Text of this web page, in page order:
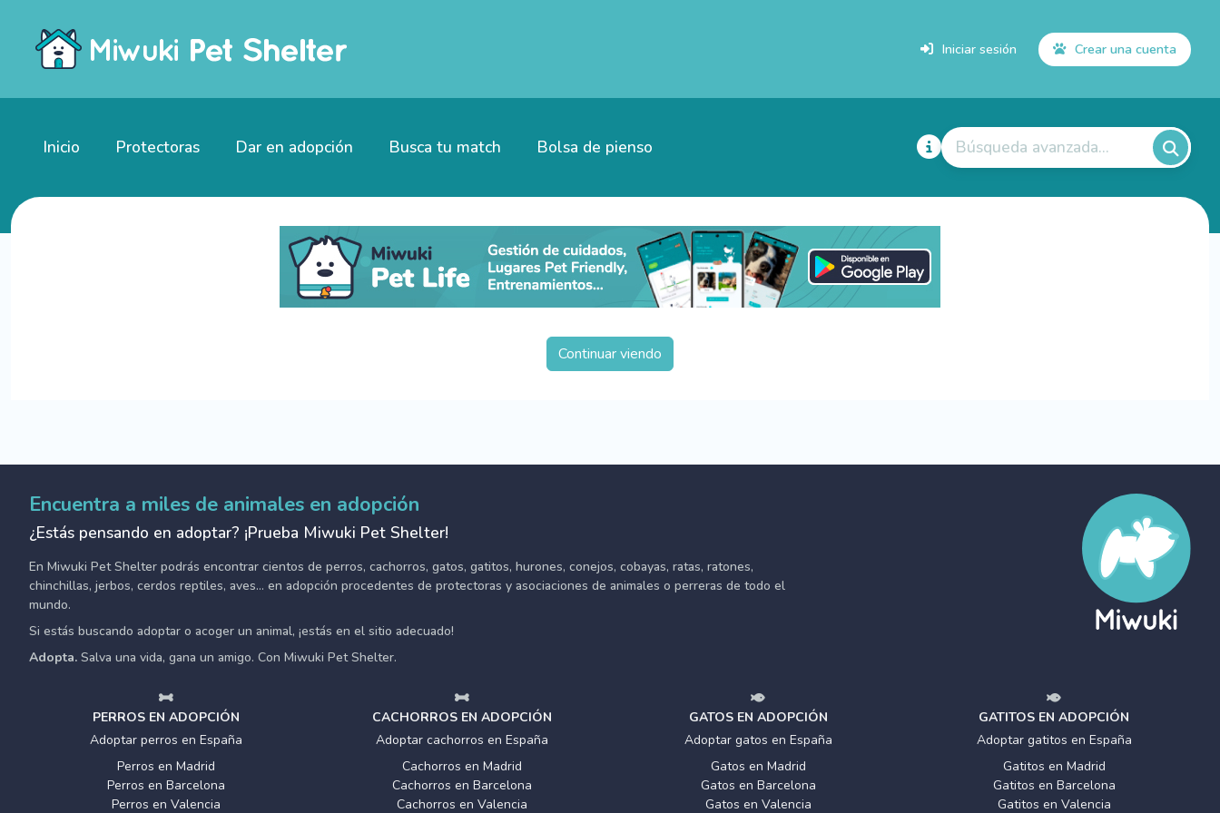
Iniciar sesión Crear una cuenta
Inicio Protectoras Dar en adopción Busca tu match Bolsa de pienso Búsqueda avanzada...
Continuar viendo
Encuentra a miles de animales en adopción
¿Estás pensando en adoptar? ¡Prueba Miwuki Pet Shelter!
En Miwuki Pet Shelter podrás encontrar cientos de perros, cachorros, gatos, gatitos, hurones, conejos, cobayas, ratas, ratones,
chinchillas, jerbos, cerdos reptiles, aves... en adopción procedentes de protectoras y asociaciones de animales o perreras de todo el
mundo.
Si estás buscando adoptar o acoger un animal, ¡estás en el sitio adecuado!
Adopta. Salva una vida, gana un amigo. Con Miwuki Pet Shelter.
PERROS EN ADOPCIÓN
Adoptar perros en España
Perros en Madrid
Perros en Barcelona
Perros en Valencia
CACHORROS EN ADOPCIÓN
Adoptar cachorros en España
Cachorros en Madrid
Cachorros en Barcelona
Cachorros en Valencia
GATOS EN ADOPCIÓN
Adoptar gatos en España
Gatos en Madrid
Gatos en Barcelona
Gatos en Valencia
GATITOS EN ADOPCIÓN
Adoptar gatitos en España
Gatitos en Madrid
Gatitos en Barcelona
Gatitos en Valencia